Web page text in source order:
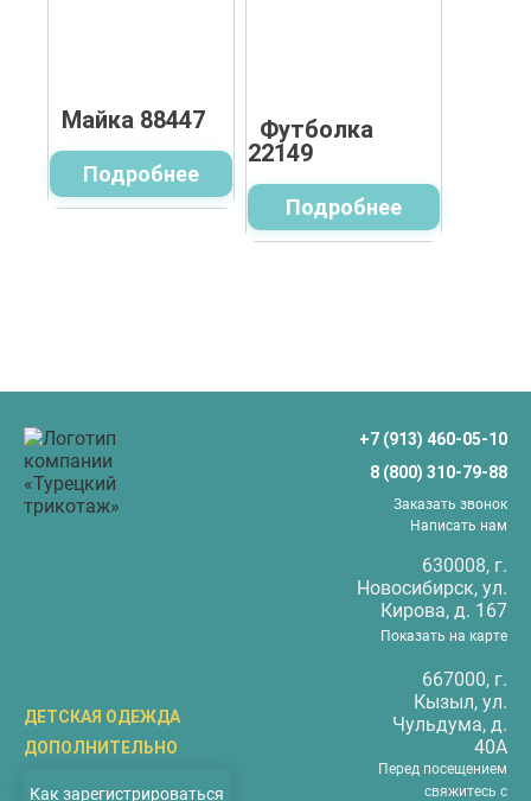
Майка 88447
Подробнее
Футболка
22149
Подробнее
+7 (913) 460-05-10
8 (800) 310-79-88
Заказать звонок
Написать нам
630008, г.
Новосибирск, ул.
Кирова, д. 167
Показать на карте
667000, г.
Кызыл, ул.
Чульдума, д.
40А
Перед посещением
свяжитесь с
ДЕТСКАЯ ОДЕЖДА
Бриджи
Верхняя одежда
ДОПОЛНИТЕЛЬНО
Как зарегистрироваться